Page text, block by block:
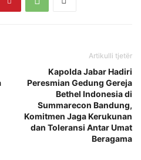
Artikulli tjetër
Kapolda Jabar Hadiri
Peresmian Gedung Gereja
Bethel Indonesia di
Summarecon Bandung,
Komitmen Jaga Kerukunan
dan Toleransi Antar Umat
Beragama